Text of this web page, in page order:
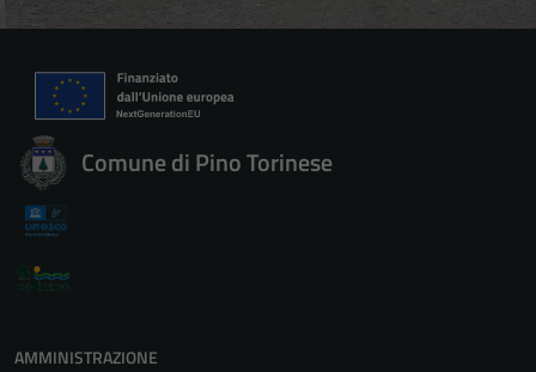
Comune di Pino Torinese
AMMINISTRAZIONE